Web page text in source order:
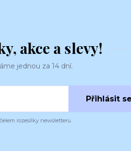
akce a slevy!
jednou za 14 dní.
Přihlásit se
rozesílky newsletteru.